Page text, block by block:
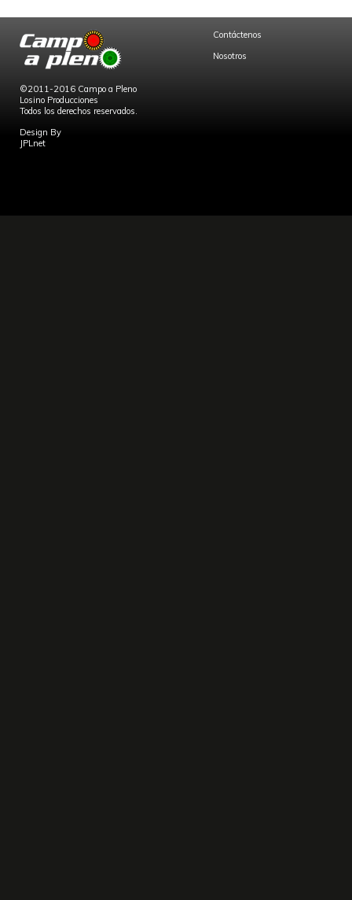
©2011-2016 Campo a Pleno
Losino Producciones
Todos los derechos reservados.
Design By
JPLnet
Contáctenos
Nosotros